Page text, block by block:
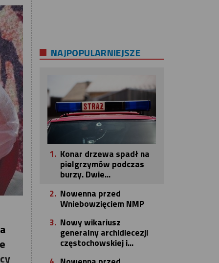
NAJPOPULARNIEJSZE
1. Konar drzewa spadł na
pielgrzymów podczas
burzy. Dwie...
2. Nowenna przed
Wniebowzięciem NMP
3. Nowy wikariusz
generalny archidiecezji
częstochowskiej i...